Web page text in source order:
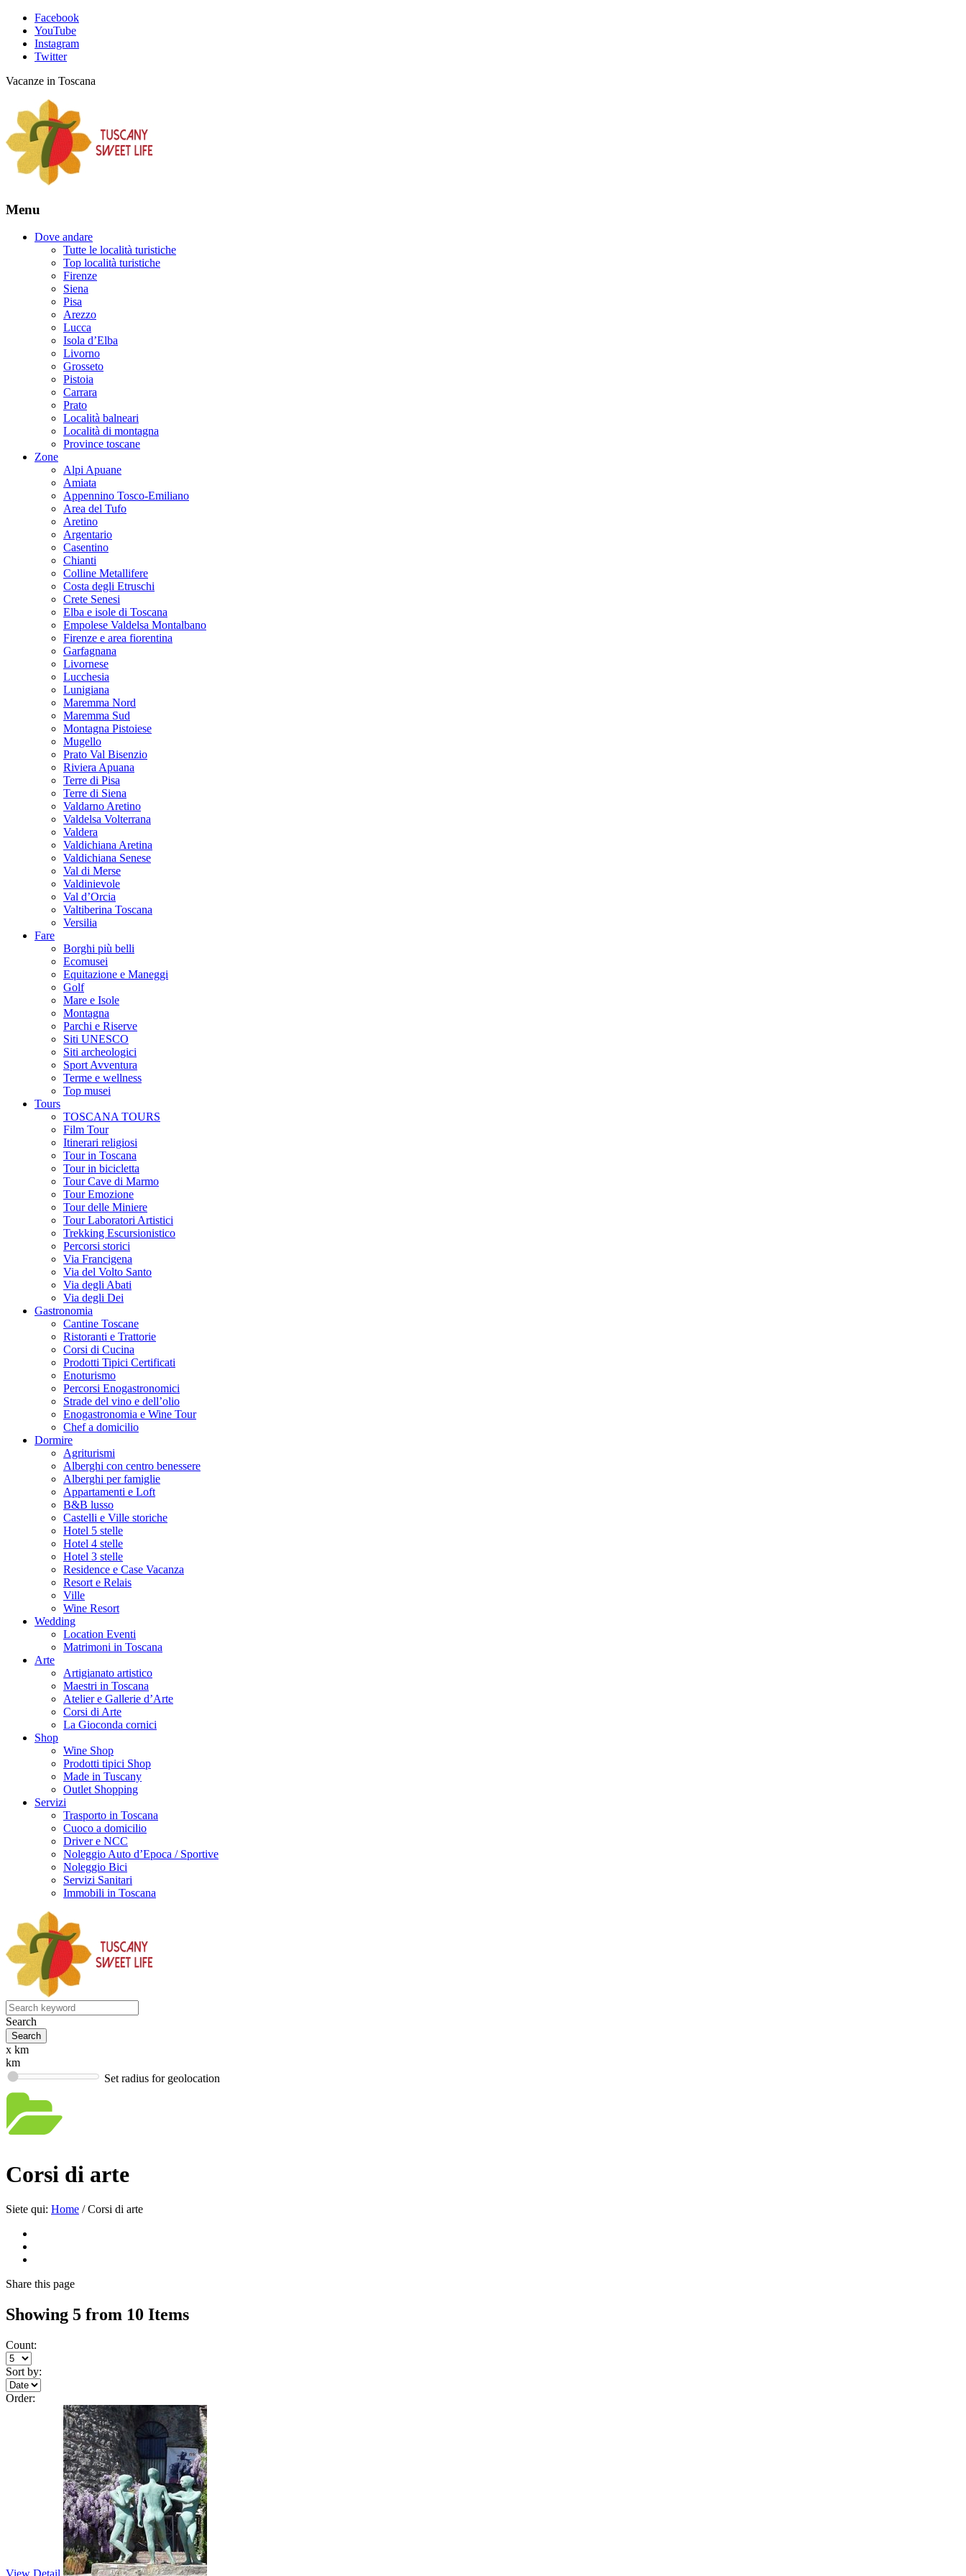
Facebook
YouTube
Instagram
Twitter
Vacanze in Toscana
Menu
Dove andare
Tutte le località turistiche
Top località turistiche
Firenze
Siena
Pisa
Arezzo
Lucca
Isola d’Elba
Livorno
Grosseto
Pistoia
Carrara
Prato
Località balneari
Località di montagna
Province toscane
Zone
Alpi Apuane
Amiata
Appennino Tosco-Emiliano
Area del Tufo
Aretino
Argentario
Casentino
Chianti
Colline Metallifere
Costa degli Etruschi
Crete Senesi
Elba e isole di Toscana
Empolese Valdelsa Montalbano
Firenze e area fiorentina
Garfagnana
Livornese
Lucchesia
Lunigiana
Maremma Nord
Maremma Sud
Montagna Pistoiese
Mugello
Prato Val Bisenzio
Riviera Apuana
Terre di Pisa
Terre di Siena
Valdarno Aretino
Valdelsa Volterrana
Valdera
Valdichiana Aretina
Valdichiana Senese
Val di Merse
Valdinievole
Val d’Orcia
Valtiberina Toscana
Versilia
Fare
Borghi più belli
Ecomusei
Equitazione e Maneggi
Golf
Mare e Isole
Montagna
Parchi e Riserve
Siti UNESCO
Siti archeologici
Sport Avventura
Terme e wellness
Top musei
Tours
TOSCANA TOURS
Film Tour
Itinerari religiosi
Tour in Toscana
Tour in bicicletta
Tour Cave di Marmo
Tour Emozione
Tour delle Miniere
Tour Laboratori Artistici
Trekking Escursionistico
Percorsi storici
Via Francigena
Via del Volto Santo
Via degli Abati
Via degli Dei
Gastronomia
Cantine Toscane
Ristoranti e Trattorie
Corsi di Cucina
Prodotti Tipici Certificati
Enoturismo
Percorsi Enogastronomici
Strade del vino e dell’olio
Enogastronomia e Wine Tour
Chef a domicilio
Dormire
Agriturismi
Alberghi con centro benessere
Alberghi per famiglie
Appartamenti e Loft
B&B lusso
Castelli e Ville storiche
Hotel 5 stelle
Hotel 4 stelle
Hotel 3 stelle
Residence e Case Vacanza
Resort e Relais
Ville
Wine Resort
Wedding
Location Eventi
Matrimoni in Toscana
Arte
Artigianato artistico
Maestri in Toscana
Atelier e Gallerie d’Arte
Corsi di Arte
La Gioconda cornici
Shop
Wine Shop
Prodotti tipici Shop
Made in Tuscany
Outlet Shopping
Servizi
Trasporto in Toscana
Cuoco a domicilio
Driver e NCC
Noleggio Auto d’Epoca / Sportive
Noleggio Bici
Servizi Sanitari
Immobili in Toscana
Search
x km
km
Set radius for geolocation
Corsi di arte
Siete qui: Home / Corsi di arte
Share this page
Showing 5 from 10 Items
Count:
Sort by:
Order: